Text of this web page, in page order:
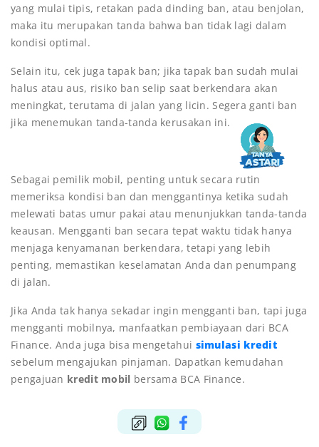
yang mulai tipis, retakan pada dinding ban, atau benjolan,
maka itu merupakan tanda bahwa ban tidak lagi dalam
kondisi optimal.
Selain itu, cek juga tapak ban; jika tapak ban sudah mulai
halus atau aus, risiko ban selip saat berkendara akan
meningkat, terutama di jalan yang licin. Segera ganti ban
jika menemukan tanda-tanda kerusakan ini.
Sebagai pemilik mobil, penting untuk secara rutin
memeriksa kondisi ban dan menggantinya ketika sudah
melewati batas umur pakai atau menunjukkan tanda-tanda
keausan. Mengganti ban secara tepat waktu tidak hanya
menjaga kenyamanan berkendara, tetapi yang lebih
penting, memastikan keselamatan Anda dan penumpang
di jalan.
Jika Anda tak hanya sekadar ingin mengganti ban, tapi juga
mengganti mobilnya, manfaatkan pembiayaan dari BCA
Finance. Anda juga bisa mengetahui simulasi kredit
sebelum mengajukan pinjaman. Dapatkan kemudahan
pengajuan kredit mobil bersama BCA Finance.